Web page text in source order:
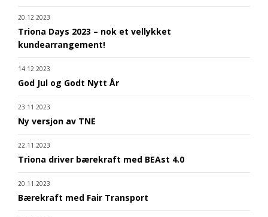
20.12.2023
Triona Days 2023 – nok et vellykket
kundearrangement!
14.12.2023
God Jul og Godt Nytt År
23.11.2023
Ny versjon av TNE
22.11.2023
Triona driver bærekraft med BEAst 4.0
20.11.2023
Bærekraft med Fair Transport